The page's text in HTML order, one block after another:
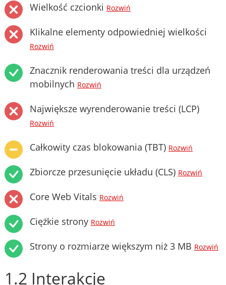
Wielkość czcionki Rozwiń
Klikalne elementy odpowiedniej wielkości
Rozwiń
Znacznik renderowania treści dla urządzeń
mobilnych Rozwiń
Największe wyrenderowanie treści (LCP)
Rozwiń
Całkowity czas blokowania (TBT) Rozwiń
Zbiorcze przesunięcie układu (CLS) Rozwiń
Core Web Vitals Rozwiń
Ciężkie strony Rozwiń
Strony o rozmiarze większym niż 3 MB Rozwiń
1.2 Interakcje